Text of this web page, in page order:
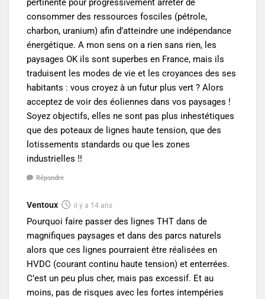
consommer des ressources fosciles (pétrole,
charbon, uranium) afin d’atteindre une indépendance
énergétique. A mon sens on a rien sans rien, les
paysages OK ils sont superbes en France, mais ils
traduisent les modes de vie et les croyances des ses
habitants : vous croyez à un futur plus vert ? Alors
acceptez de voir des éoliennes dans vos paysages !
Soyez objectifs, elles ne sont pas plus inhestétiques
que des poteaux de lignes haute tension, que des
lotissements standards ou que les zones
industrielles !!
Répondre
Ventoux il y a 14 ans
Pourquoi faire passer des lignes THT dans de
magnifiques paysages et dans des parcs naturels
alors que ces lignes pourraient être réalisées en
HVDC (courant continu haute tension) et enterrées.
C’est un peu plus cher, mais pas excessif. Et au
moins, pas de risques avec les fortes intempéries